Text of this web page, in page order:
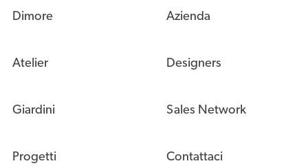
Dimore
Atelier
Giardini
Progetti
Azienda
Designers
Sales Network
Contattaci